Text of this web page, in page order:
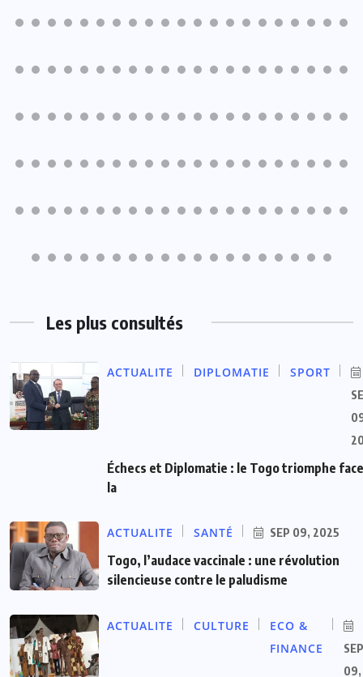
Les plus consultés
ACTUALITE DIPLOMATIE SPORT
Échecs et Diplomatie : le Togo triomphe
la
ACTUALITE SANTÉ SEP 09, 2025
Togo, l’audace vaccinale : une révolution
silencieuse contre le paludisme
ACTUALITE CULTURE
ECO &
FINANCE
SEP
09,